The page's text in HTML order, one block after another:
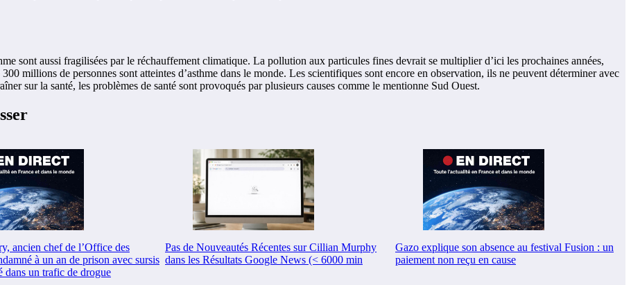
sont aussi fragilisées par le réchauffement climatique. La pollution aux particules fines devrait se multiplier d’ici les prochaines années,
millions de personnes sont atteintes d’asthme dans le monde. Les scientifiques sont encore en observation, ils ne peuvent déterminer avec
sur la santé, les problèmes de santé sont provoqués par plusieurs causes comme le mentionne Sud Ouest.
ancien chef de l’Office des
à un an de prison avec sursis
dans un trafic de drogue
Pas de Nouveautés Récentes sur Cillian Murphy
dans les Résultats Google News (< 6000 min
Gazo explique son absence au festival Fusion : un
paiement non reçu en cause